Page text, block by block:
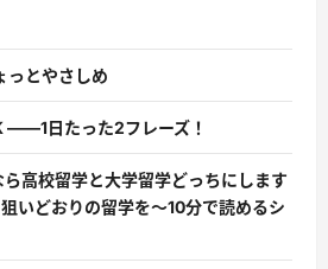
っとやさしめ
――1日たった2フレーズ！
高校留学と大学留学どっちにします
いどおりの留学を〜10分で読めるシ